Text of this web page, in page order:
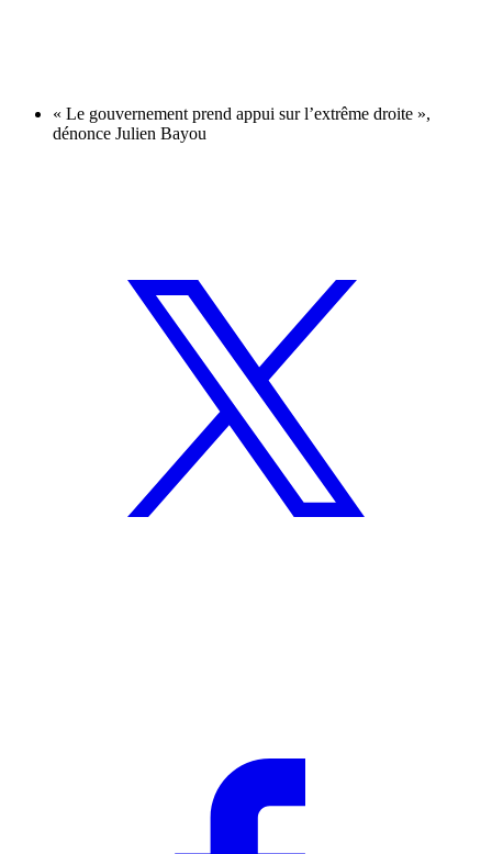
« Le gouvernement prend appui sur l’extrême droite »,
dénonce Julien Bayou